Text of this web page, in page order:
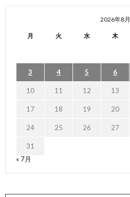
2026年8月
月 火 水 木
3 4 5 6
10 11 12 13
17 18 19 20
24 25 26 27
31
« 7月